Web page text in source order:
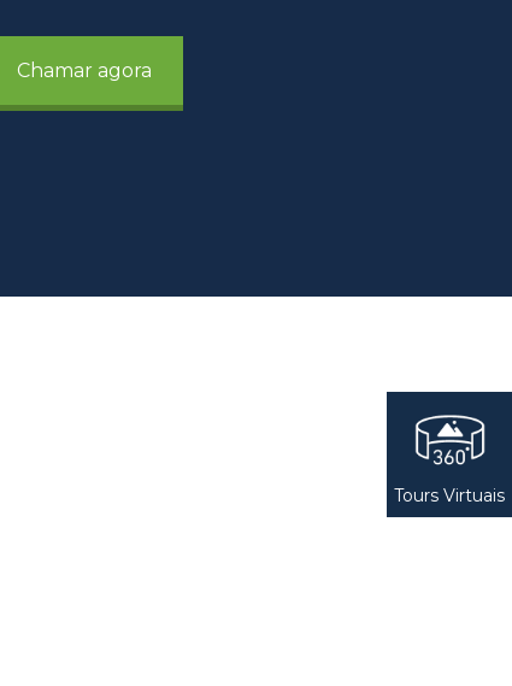
Chamar agora
Tours Virtuais